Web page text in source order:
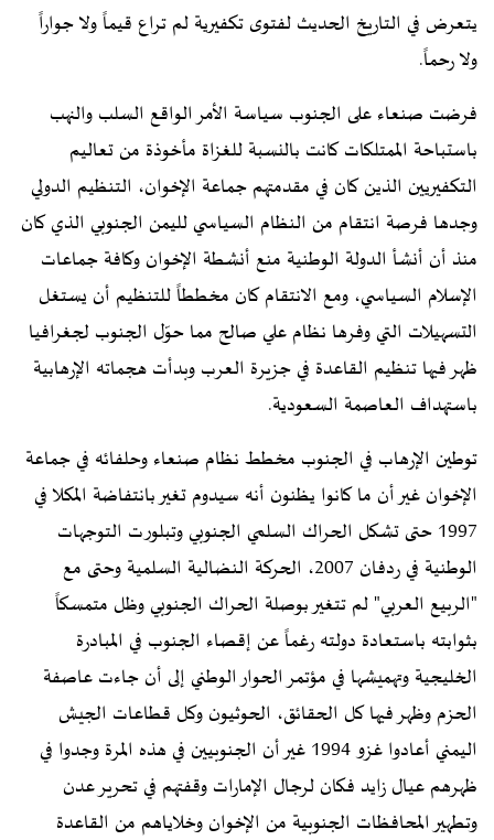
يتعرض في التاريخ الحديث لفتوى تكفيرية لم تراع قيماً ولا جواراً
ولا رحماً.
فرضت صنعاء على الجنوب سياسة الأمر الواقع السلب والنهب
باستباحة الممتلكات كانت بالنسبة للغزاة مأخوذة من تعاليم
التكفيريين الذين كان في مقدمتهم جماعة الإخوان، التنظيم الدولي
وجدها فرصة انتقام من النظام السياسي لليمن الجنوبي الذي كان
منذ أن أنشأ الدولة الوطنية منع أنشطة الإخوان وكافة جماعات
الإسلام السياسي، ومع الانتقام كان مخططاً للتنظيم أن يستغل
التسهيلات التي وفرها نظام علي صالح مما حوّل الجنوب لجغرافيا
ظهر فيها تنظيم القاعدة في جزيرة العرب وبدأت هجماته الإرهابية
باستهداف العاصمة السعودية.
توطين الإرهاب في الجنوب مخطط نظام صنعاء وحلفائه في جماعة
الإخوان غير أن ما كانوا يظنون أنه سيدوم تغير بانتفاضة المكلا في
1997 حتى تشكل الحراك السلمي الجنوبي وتبلورت التوجهات
الوطنية في ردفان 2007، الحركة النضالية السلمية وحتى مع
"الربيع العربي" لم تتغير بوصلة الحراك الجنوبي وظل متمسكاً
بثوابته باستعادة دولته رغماً عن إقصاء الجنوب في المبادرة
الخليجية وتهميشها في مؤتمر الحوار الوطني إلى أن جاءت عاصفة
الحزم وظهر فيها كل الحقائق، الحوثيون وكل قطاعات الجيش
اليمني أعادوا غزو 1994 غير أن الجنوبيين في هذه المرة وجدوا في
ظهرهم عيال زايد فكان لرجال الإمارات وقفتهم في تحرير عدن
وتطهير المحافظات الجنوبية من الإخوان وخلاياهم من القاعدة